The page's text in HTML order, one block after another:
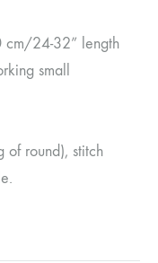
cm/24-32” length
small
of round), stitch